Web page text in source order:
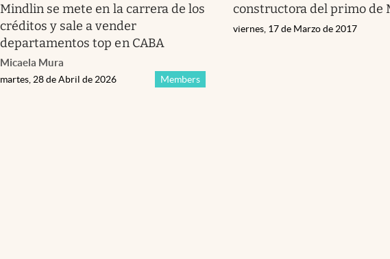
Mindlin se mete en la carrera de los
créditos y sale a vender
departamentos top en CABA
Micaela Mura
Members
martes, 28 de Abril de 2026
constructora del primo de
viernes, 17 de Marzo de 2017